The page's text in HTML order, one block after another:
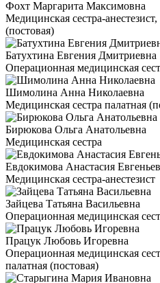
Фохт Маргарита Максимовна
Медицинская сестра-
(постовая)
Батухтина Евгения Дмитриевна
Операционная медицинская
Шимолина Анна Николаевна
Медицинская сестра палатная
Бирюкова Ольга Анатольевна
Медицинская сестра
Евдокимова Анастасия
Медицинская сестра-анестезист
Зайцева Татьяна Васильевна
Операционная медицинская
Працук Любовь Игоревна
Операционная медицинская
палатная (постовая)